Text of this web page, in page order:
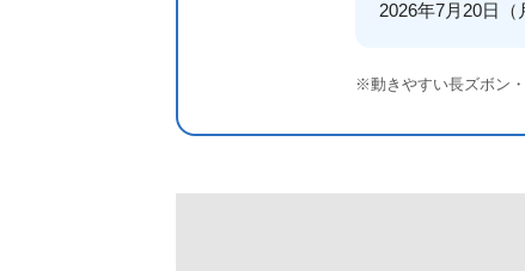
2026年7月20日（
※動きやすい長ズボン